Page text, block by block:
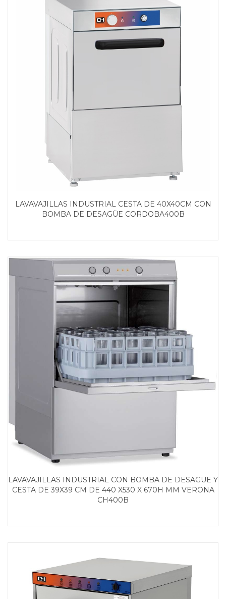
LAVAVAJILLAS INDUSTRIAL CESTA DE 40X40CM CON
BOMBA DE DESAGÜE CORDOBA400B
LAVAVAJILLAS INDUSTRIAL CON BOMBA DE DESAGÜE Y
CESTA DE 39X39 CM DE 440 X530 X 670H MM VERONA
CH400B